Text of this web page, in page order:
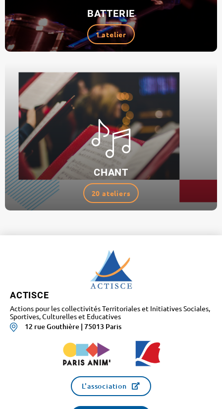
BATTERIE
1 atelier
CHANT
20 ateliers
ACTISCE
Actions pour les collectivités Territoriales et Initiatives Sociales,
Sportives, Culturelles et Educatives
12 rue Gouthière | 75013 Paris
L'association